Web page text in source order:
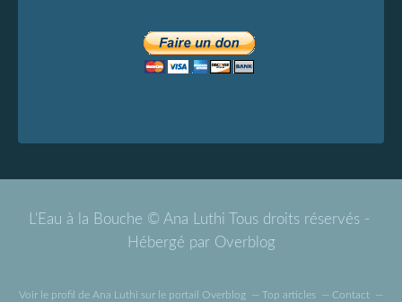
L'Eau à la Bouche © Ana Luthi Tous droits réservés -
Hébergé par Overblog
Voir le profil de Ana Luthi sur le portail Overblog Top articles Contact